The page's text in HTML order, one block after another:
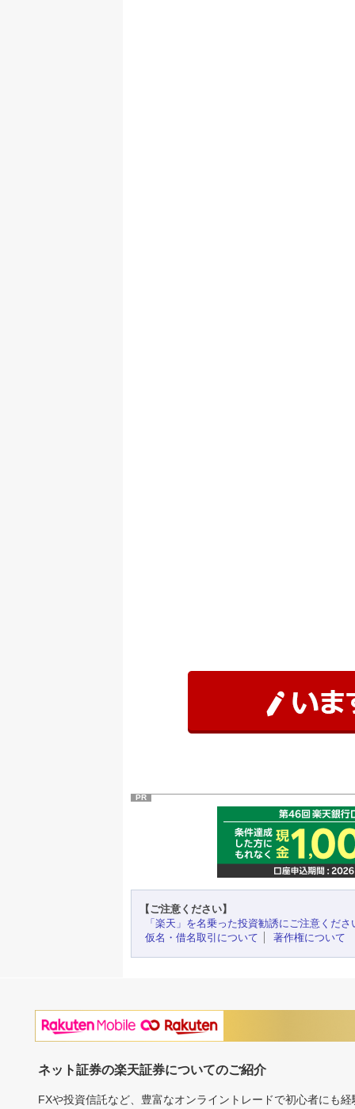
PR
【ご注意ください】
「楽天」を名乗った投資勧誘にご注意くださ
仮名・借名取引について
著作権について
ネット証券の楽天証券についてのご紹介
FXや投資信託など、豊富なオンライントレードで初心者にも